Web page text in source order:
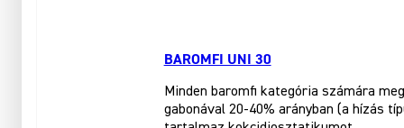
BAROMFI UNI 30
Minden baromfi kategória számára
gabonával 20-40% arányban (a hízás